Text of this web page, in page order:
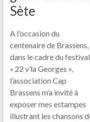
Sète
A l’occasion du
centenaire de Brassens,
dans le cadre du festival
« 22 v’la Georges »,
l’association Cap
Brassens m’a invité à
exposer mes estampes
illustrant les chansons